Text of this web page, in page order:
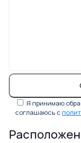
Я принимаю
соглашаюсь с